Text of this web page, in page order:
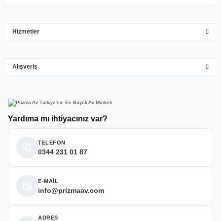
Deneyimini Paylaş
Yardıma mı ihtiyacınız var?
TELEFON
0344 231 01 87
E-MAİL
info@prizmaav.com
ADRES
Hizmetler
Alışveriş